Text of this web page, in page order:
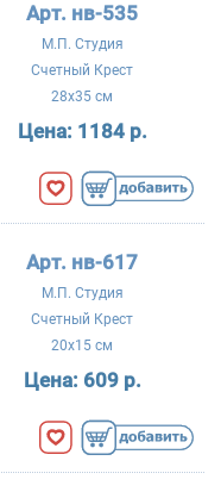
Арт. нв-535
М.П. Студия
Счетный Крест
28x35 см
Цена: 1184 р.
Арт. нв-617
М.П. Студия
Счетный Крест
20x15 см
Цена: 609 р.